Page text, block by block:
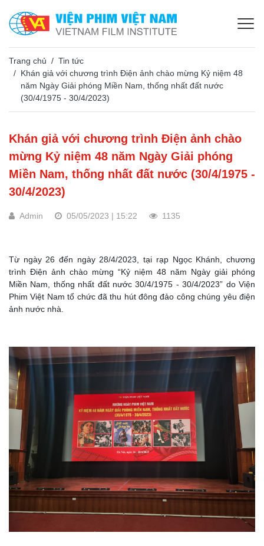
Trang chủ
Tin tức
Khán giả với chương trình Điện ảnh chào mừng Kỷ niệm 48
năm Ngày Giải phóng Miền Nam, thống nhất đất nước
(30/4/1975 - 30/4/2023)
Khán giả với chương trình Điện ảnh chào
mừng Kỷ niệm 48 năm Ngày Giải phóng
Miền Nam, thống nhất đất nước (30/4/1975 -
30/4/2023)
Admin 05/05/2023 | 15:22 1135
Từ ngày 26 đến ngày 28/4/2023, tại rạp Ngọc Khánh, chương
trình Điện ảnh chào mừng “Kỷ niệm 48 năm Ngày giải phóng
Miền Nam, thống nhất đất nước 30/4/1975 - 30/4/2023” do Viện
Phim Việt Nam tổ chức đã thu hút đông đảo công chúng yêu điện
ảnh nước nhà.